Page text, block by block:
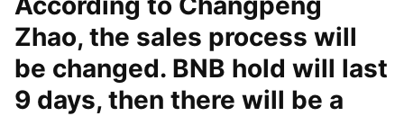
Zhao, the sales process will
be changed. BNB hold will last
9 days, then there will be a